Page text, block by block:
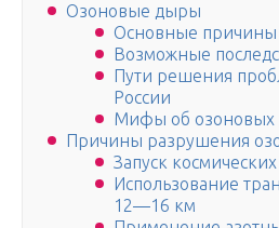
Озоновые дыры
Основные причины
Возможные
Пути решения
России
Мифы об озоновых
Причины разрушения
Запуск
Использование
12—16 км